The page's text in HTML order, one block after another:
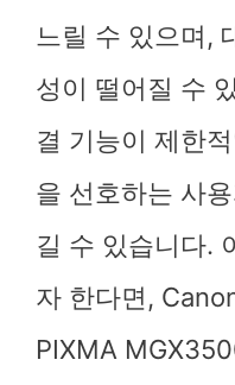
느릴 수 있으며,
성이 떨어질 수
결 기능이 제한
을 선호하는 사
길 수 있습니다.
자 한다면,
PIXMA